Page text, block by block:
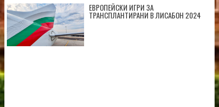
ЕВРОПЕЙСКИ ИГРИ ЗА
ТРАНСПЛАНТИРАНИ В ЛИСАБОН 2024